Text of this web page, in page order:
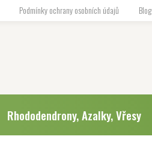
Podmínky ochrany osobních údajů Blog
Rhododendrony, Azalky, Vřesy